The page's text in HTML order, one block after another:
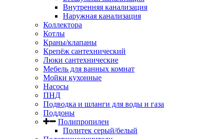
Внутренняя канализация
Наружная канализация
Коллектора
Котлы
Краны/клапаны
Крепёж сантехнический
Люки сантехнические
Мебель для ванных комнат
Мойки кухонные
Насосы
ПНД
Подводка и шланги для воды и газа
Поддоны
Полипропилен
Политек серый/белый